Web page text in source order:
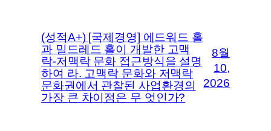
(성적A+) [국제경영] 에드워드 홀
과 밀드레드 홀이 개발한 고맥
락-저맥락 문화 접근방식을 설명
하여 라. 고맥락 문화와 저맥락
문화권에서 관찰된 사업환경의
가장 큰 차이점은 무 엇인가?
8월
10,
2026